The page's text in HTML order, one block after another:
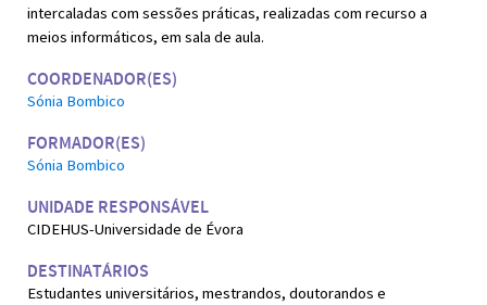
intercaladas com sessões práticas, realizadas com recurso a
meios informáticos, em sala de aula.
COORDENADOR(ES)
Sónia Bombico
FORMADOR(ES)
Sónia Bombico
UNIDADE RESPONSÁVEL
CIDEHUS-Universidade de Évora
DESTINATÁRIOS
Estudantes universitários, mestrandos, doutorandos e